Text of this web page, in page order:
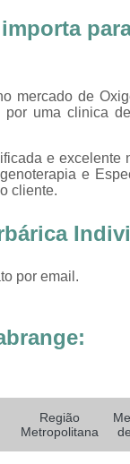
Sessão de
Sessão
Sistemas
mercado de
por uma clinica
e excelente
e
cliente.
por email.
Região
Metropolitana